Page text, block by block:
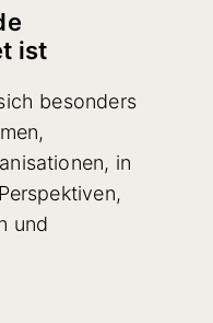
ist
besonders
in
und